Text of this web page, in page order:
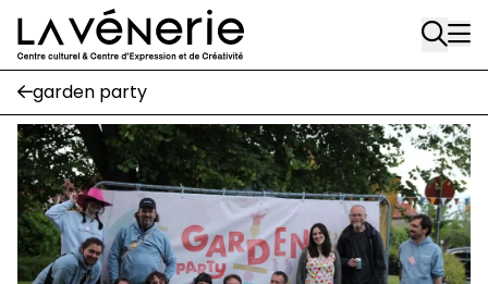
Aller au contenu principal
Rue Gratès, 3
1170 Watermael-Boitsfort
02 663 85 50
Écuries
Place Gilson, 3
1170 Watermael-Boitsfort
02 663 85 50
garden party